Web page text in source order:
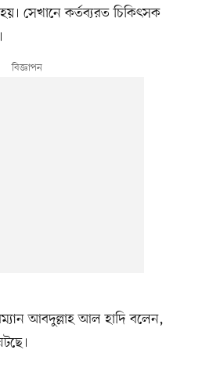
সেখানে কর্তব্যরত চিকিৎসক
আবদুল্লাহ আল হাদি বলেন,